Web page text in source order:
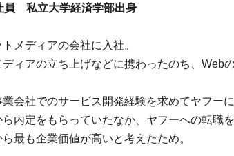
員 私立大学経済学部出身
メディアの会社に入社。
ディアの立ち上げなどに携わったのち、Web
会社でのサービス開発経験を求めてヤフーに
内定をもらっていたなか、ヤフーへの転職
ら最も企業価値が高いと考えたため。